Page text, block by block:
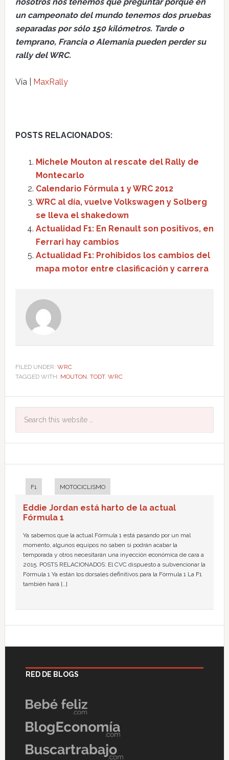
un campeonato del mundo tenemos dos pruebas
separadas por sólo 150 kilómetros. Tarde o
temprano, Francia o Alemania pueden perder su
rally del WRC.
Vía | MaxRally
POSTS RELACIONADOS:
Michele Mouton al rescate del Rally de
Montecarlo
Calendario Fórmula 1 y WRC 2012
WRC al día, vuelve Volkswagen y Solberg
se lleva el shakedown
Actualidad F1: En Renault son positivos, en
Ferrari hay cambios
Actualidad F1: Prohibidos los cambios del
mapa motor entre clasificación y carrera
FILED UNDER: WRC
TAGGED WITH: MOUTON, TODT, WRC
F1 MOTOCICLISMO
Eddie Jordan está harto de la actual
Fórmula 1
Ya sabemos que la actual Fórmula 1 está pasando por un mal
momento, algunos equipos no saben si podrán acabar la
temporada y otros necesitarán una inyección económica de cara a
2015. POSTS RELACIONADOS: El CVC dispuesto a subvencionar la
Fórmula 1 Ya están los dorsales definitivos para la Fórmula 1 La F1
también hará […]
RED DE BLOGS